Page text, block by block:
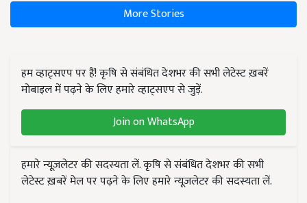
More Stories
हम व्हाट्सएप पर हैं! कृषि से संबंधित देशभर की सभी लेटेस्ट ख़बरें
मोबाइल में पढ़ने के लिए हमारे व्हाट्सएप से जुड़ें.
Join on WhatsApp
हमारे न्यूज़लेटर की सदस्यता लें. कृषि से संबंधित देशभर की सभी
लेटेस्ट ख़बरें मेल पर पढ़ने के लिए हमारे न्यूज़लेटर की सदस्यता लें.